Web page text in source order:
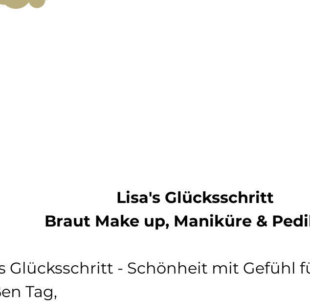
Lisa's Glücksschritt
Braut Make up, Maniküre &
Glücksschritt - Schönheit mit Gefühl
Tag,